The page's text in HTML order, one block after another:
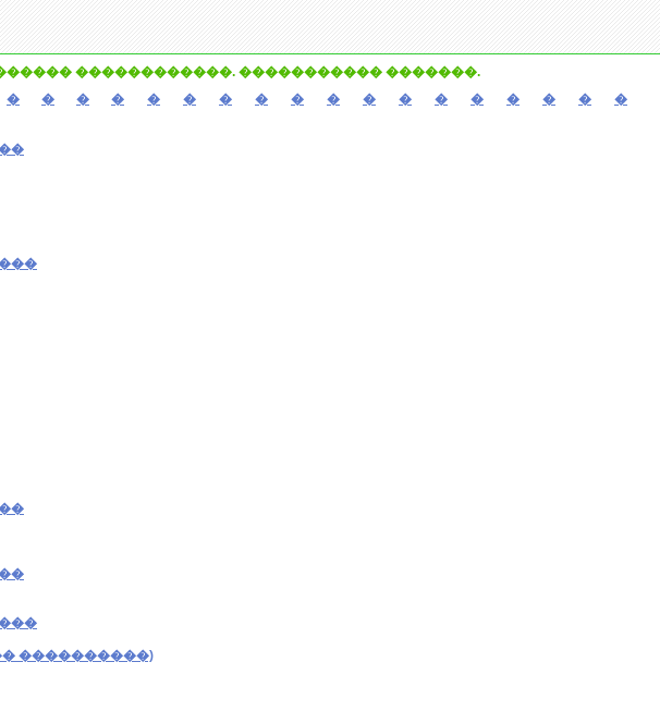
������������. ����������� �������.
� � � � � � � � � � � � � � � � � �
����������)